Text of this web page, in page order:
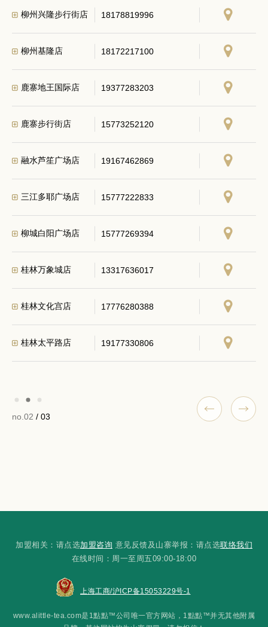
柳州兴隆步行街店 18178819996
柳州基隆店 18172217100
鹿寨地王国际店 19377283203
鹿寨步行街店 15773252120
融水芦笙广场店 19167462869
三江多耶广场店 15777222833
柳城白阳广场店 15777269394
桂林万象城店 13317636017
桂林文化宫店 17776280388
桂林太平路店 19177330806
no.02 / 03
加盟相关：请点选加盟咨询 意见反馈及山寨举报：请点选联络我们
在线时间：周一至周五09:00-18:00
www.alittle-tea.com是1點點™公司唯一官方网站，1點點™并无其他附属
上海工商/沪ICP备15053229号-1